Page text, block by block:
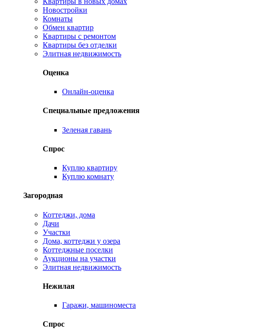
Новостройки
Комнаты
Обмен квартир
Квартиры с ремонтом
Квартиры без отделки
Элитная недвижимость
Оценка
Онлайн-оценка
Специальные предложения
Зеленая гавань
Спрос
Куплю квартиру
Куплю комнату
Загородная
Коттеджи, дома
Дачи
Участки
Дома, коттеджи у озера
Коттеджные поселки
Аукционы на участки
Элитная недвижимость
Нежилая
Гаражи, машиноместа
Спрос